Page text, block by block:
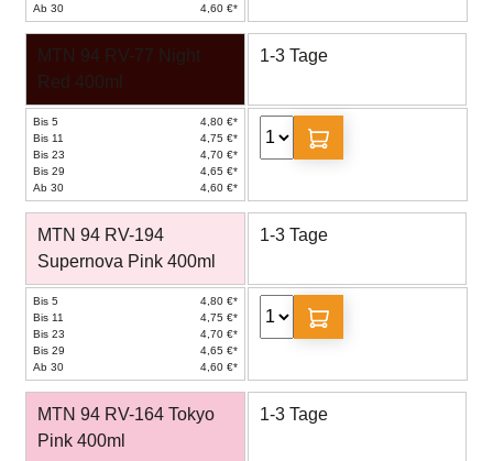
Ab 30
4,60 €*
MTN 94 RV-77 Night
Red 400ml
1-3 Tage
Bis 5
4,80 €*
Bis 11
4,75 €*
Bis 23
4,70 €*
Bis 29
4,65 €*
Ab 30
4,60 €*
MTN 94 RV-194
Supernova Pink 400ml
1-3 Tage
Bis 5
4,80 €*
Bis 11
4,75 €*
Bis 23
4,70 €*
Bis 29
4,65 €*
Ab 30
4,60 €*
MTN 94 RV-164 Tokyo
Pink 400ml
1-3 Tage